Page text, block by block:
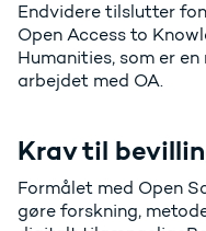
Endvidere tilslutter
Open Access to
Humanities, som er
arbejdet med OA.
Krav til
Formålet med Open
gøre forskning,